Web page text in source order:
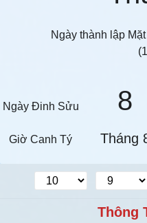
Ngày thành lập
Ngày Đinh Sửu 8
Giờ Canh Tý Tháng
Thông